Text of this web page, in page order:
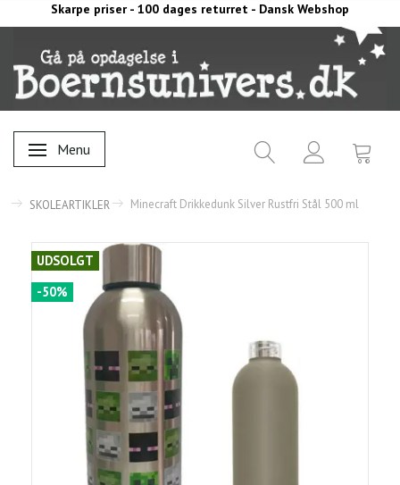
Skarpe priser - 100 dages returret - Dansk Webshop
Skifte navigation
Menu
SKOLEARTIKLER Minecraft Drikkedunk Silver Rustfri Stål 500 ml
UDSOLGT
-50%